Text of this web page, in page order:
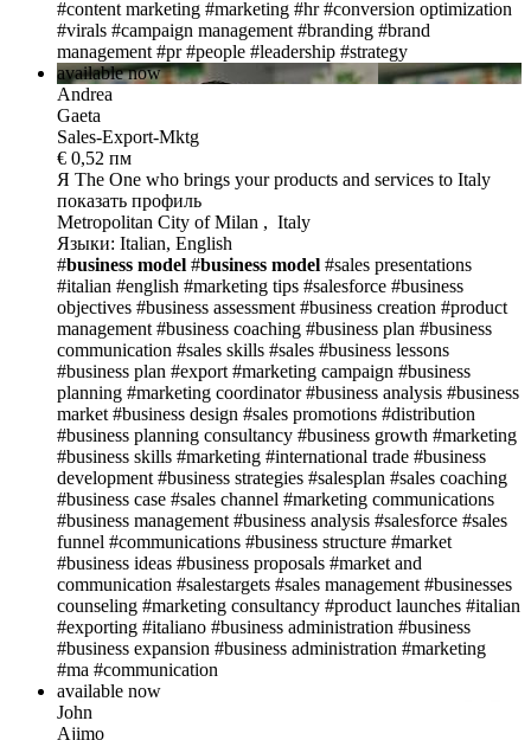
#content marketing #marketing #hr #conversion optimization
#virals #campaign management #branding #brand
management #pr #people #leadership #strategy
available now
Andrea
Gaeta
Sales-Export-Mktg
€ 0,52 пм
Я The One who brings your products and services to Italy
показать профиль
Metropolitan City of Milan , Italy
Языки: Italian, English
#business model #business model #sales presentations
#italian #english #marketing tips #salesforce #business
objectives #business assessment #business creation #product
management #business coaching #business plan #business
communication #sales skills #sales #business lessons
#business plan #export #marketing campaign #business
planning #marketing coordinator #business analysis #business
market #business design #sales promotions #distribution
#business planning consultancy #business growth #marketing
#business skills #marketing #international trade #business
development #business strategies #salesplan #sales coaching
#business case #sales channel #marketing communications
#business management #business analysis #salesforce #sales
funnel #communications #business structure #market
#business ideas #business proposals #market and
communication #salestargets #sales management #businesses
counseling #marketing consultancy #product launches #italian
#exporting #italiano #business administration #business
#business expansion #business administration #marketing
#ma #communication
available now
John
Ajimo